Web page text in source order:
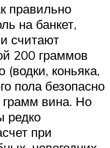
правильно
на банкет,
считают
200 граммов
(водки, коньяка,
пола безопасно
вина. Но
редко
при